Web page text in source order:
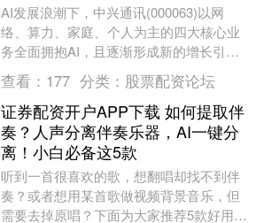
AI发展浪潮下，中兴通讯(000063)以网
络、算力、家庭、个人为主的四大核心业
务全面拥抱AI，且逐渐形成新的增长引
擎，并为中兴通讯未来构筑起强大的产业
护城河。....
查看： 177 分类： 股票配资论坛
证券配资开户APP下载 如何提取伴
奏？人声分离伴奏乐器，AI一键分
离！小白必备这5款
听到一首很喜欢的歌，想翻唱却找不到伴
奏？或者想用某首歌做视频背景音乐，但
需要去掉原唱？下面为大家推荐5款好用的